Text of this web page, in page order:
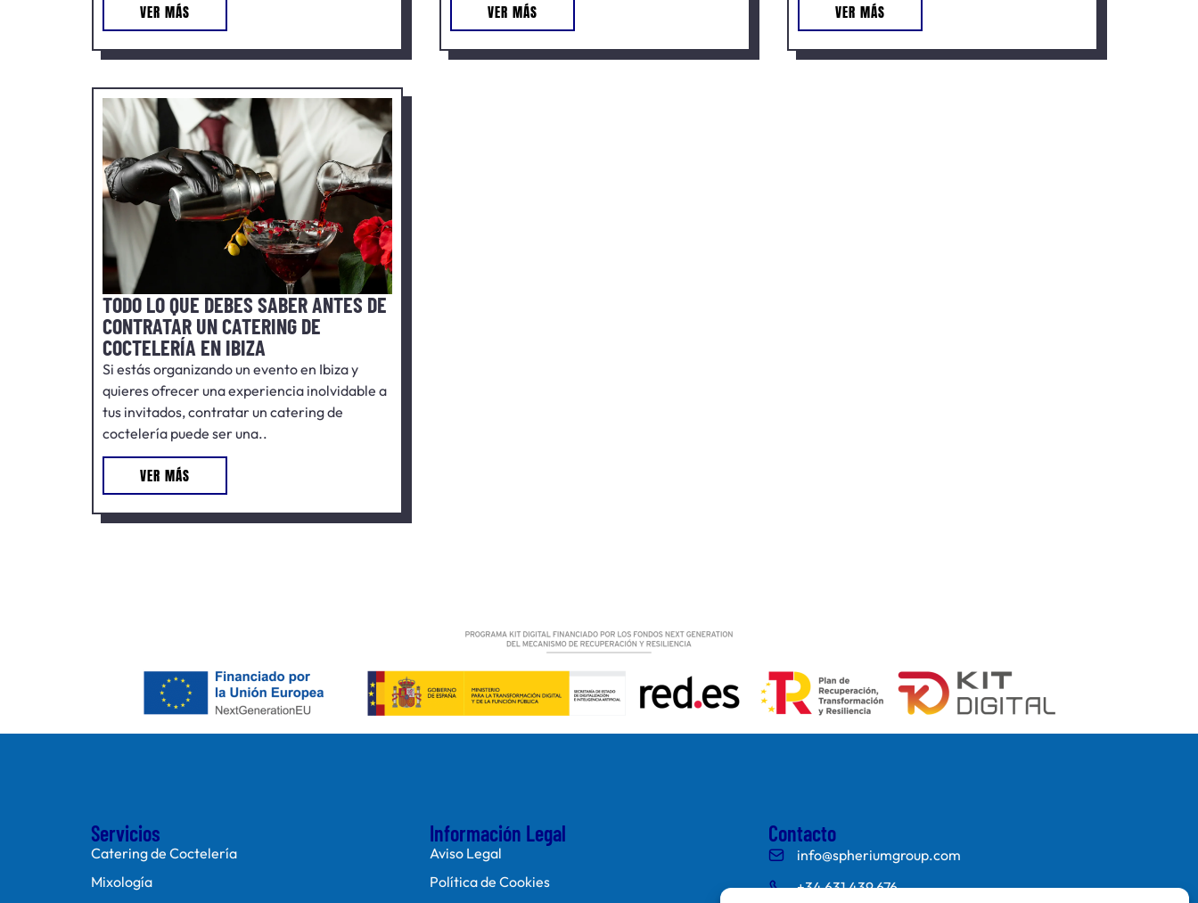
VER MÁS VER MÁS VER MÁS
TODO LO QUE DEBES SABER ANTES DE
CONTRATAR UN CATERING DE
COCTELERÍA EN IBIZA
Si estás organizando un evento en Ibiza y
quieres ofrecer una experiencia inolvidable a
tus invitados, contratar un catering de
coctelería puede ser una..
VER MÁS
Servicios
Catering de Coctelería
Mixología
Información Legal
Aviso Legal
Política de Cookies
Contacto
info@spheriumgroup.com
+34 631 439 676